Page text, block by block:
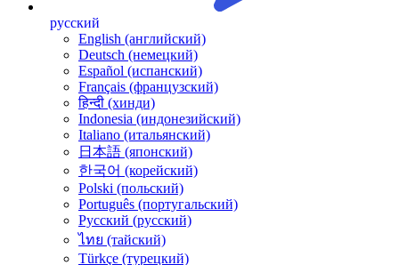
русский
English (английский)
Deutsch (немецкий)
Español (испанский)
Français (французский)
हिन्दी (хинди)
Indonesia (индонезийский)
Italiano (итальянский)
日本語 (японский)
한국어 (корейский)
Polski (польский)
Português (португальский)
Русский (русский)
ไทย (тайский)
Türkçe (турецкий)